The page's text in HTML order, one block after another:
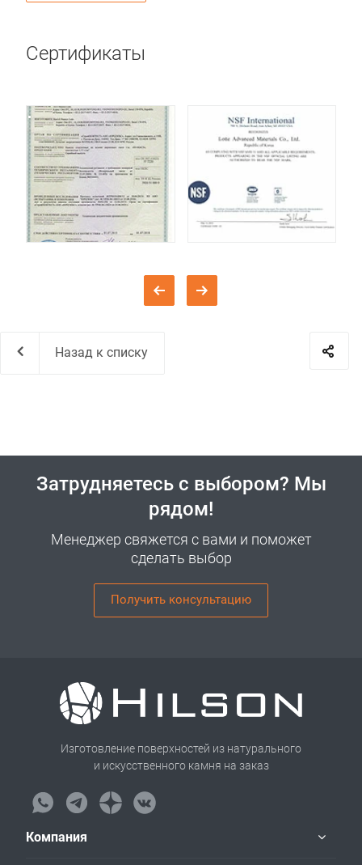
Сертификаты
Назад к списку
Затрудняетесь с выбором? Мы
рядом!
Менеджер свяжется с вами и поможет
сделать выбор
Получить консультацию
Изготовление поверхностей из натурального
и искусственного камня на заказ
Компания